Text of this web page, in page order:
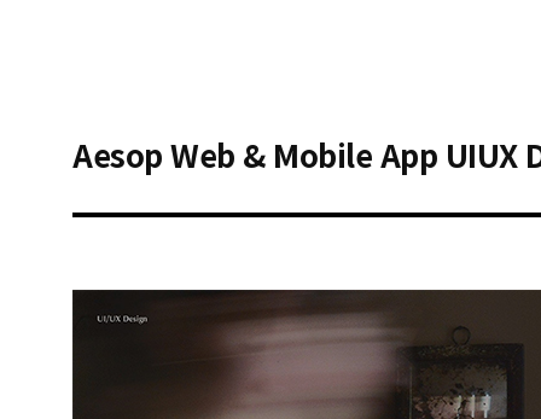
Aesop Web & Mobile App UIUX